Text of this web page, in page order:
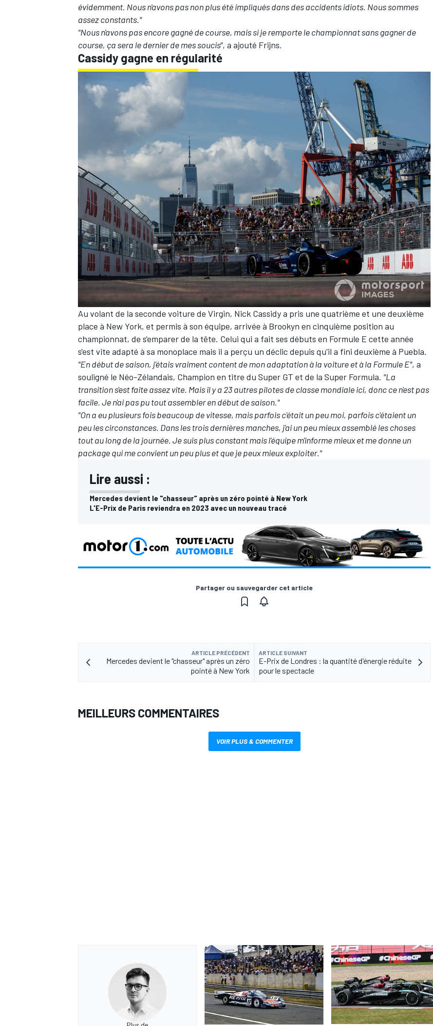
AUTRES CHAMPIONNATS
évidemment. Nous n'avons pas non plus été impliqués dans des accidents idiots. Nous sommes
assez constants."
"Nous n'avons pas encore gagné de course, mais si je remporte le championnat sans gagner de
course, ça sera le dernier de mes soucis", a ajouté Frijns.
Cassidy gagne en régularité
Au volant de la seconde voiture de Virgin, Nick Cassidya pris une quatrième et une deuxième
place à New York, et permis à son équipe, arrivée à Brookyn en cinquième position au
championnat, de s'emparer de la tête. Celui qui a fait ses débuts en Formule E cette année
s'est vite adapté à sa monoplace mais il a perçu un déclic depuis qu'il a fini deuxième à Puebla.
"En début de saison, j'étais vraiment content de mon adaptation à la voiture et à la Formule E", a
souligné le Néo-Zélandais, Champion en titre du Super GT et de la Super Formula. "La
transition s'est faite assez vite. Mais il y a 23 autres pilotes de classe mondiale ici, donc ce n'est pas
facile. Je n'ai pas pu tout assembler en début de saison."
"On a eu plusieurs fois beaucoup de vitesse, mais parfois c'était un peu moi, parfois c'étaient un
peu les circonstances. Dans les trois dernières manches, j'ai un peu mieux assemblé les choses
tout au long de la journée. Je suis plus constant mais l'équipe m'informe mieux et me donne un
package qui me convient un peu plus et que je peux mieux exploiter."
Lire aussi :
Mercedes devient le "chasseur" après un zéro pointé à New York
L'E-Prix de Paris reviendra en 2023 avec un nouveau tracé
Partager ou sauvegarder cet article
ARTICLE PRÉCÉDENT
Mercedes devient le "chasseur" après un zéro
pointé à New York
ARTICLE SUIVANT
E-Prix de Londres : la quantité d'énergie réduite
pour le spectacle
MEILLEURS COMMENTAIRES
VOIR PLUS & COMMENTER